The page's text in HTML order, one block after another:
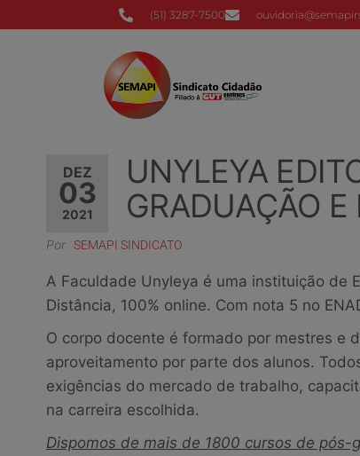
(51) 3287-7500
DEZ
03
2021
UNYLEYA
GRADUAÇÃO
Por SEMAPI SINDICATO
A Faculdade Unyleya é uma instituição de
Distância, 100% online. Com nota 5 no
O corpo docente é formado por mestres e
aproveitamento por parte dos alunos.
exigências do mercado de trabalho,
na carreira escolhida.
Dispomos de mais de 1800 cursos de